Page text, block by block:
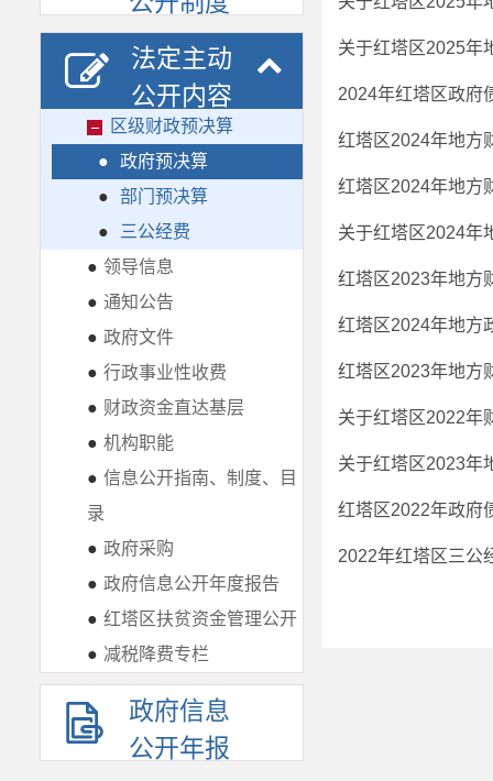
法定主动
公开内容
区级财政预决算
●
政府预决算
●
部门预决算
●
三公经费
● 领导信息
● 通知公告
● 政府文件
● 行政事业性收费
● 财政资金直达基层
● 机构职能
● 信息公开指南、制度、目
录
● 政府采购
● 政府信息公开年度报告
● 红塔区扶贫资金管理公开
● 减税降费专栏
政府信息
公开年报
关于红塔区2025年
2024年红塔区政府
红塔区2024年地方
关于红塔区2024年
红塔区2023年地方
红塔区2024年地方
关于红塔区2022年
关于红塔区2023年
红塔区2022年政府
2022年红塔区三公